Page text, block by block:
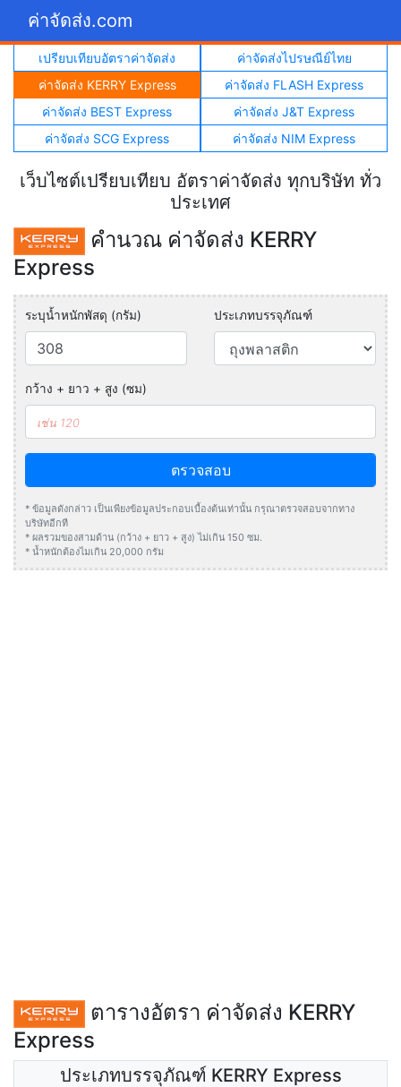
ค่าจัดส่ง.com
เปรียบเทียบอัตราค่าจัดส่ง
ค่าจัดส่งไปรษณีย์ไทย
ค่าจัดส่ง KERRY Express
ค่าจัดส่ง FLASH Express
ค่าจัดส่ง BEST Express
ค่าจัดส่ง J&T Express
ค่าจัดส่ง SCG Express
ค่าจัดส่ง NIM Express
เว็บไซต์เปรียบเทียบ อัตราค่าจัดส่ง ทุกบริษัท ทั่ว
ประเทศ
คำนวณ ค่าจัดส่ง KERRY
Express
ระบุน้ำหนักพัสดุ (กรัม) ประเภทบรรจุภัณฑ์
กว้าง + ยาว + สูง (ซม)
ตรวจสอบ
* ข้อมูลดังกล่าว เป็นเพียงข้อมูลประกอบเบื้องต้นเท่านั้น กรุณาตรวจสอบจากทาง
บริษัทอีกที
* ผลรวมของสามด้าน (กว้าง + ยาว + สูง) ไม่เกิน 150 ซม.
* น้ำหนักต้องไมเกิน 20,000 กรัม
ตารางอัตรา ค่าจัดส่ง KERRY
Express
ประเภทบรรจุภัณฑ์ KERRY Express